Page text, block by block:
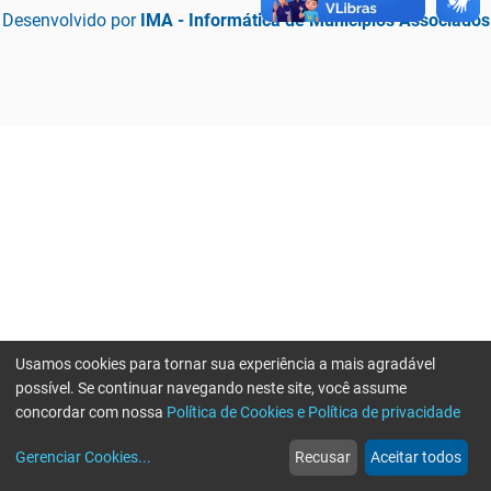
Desenvolvido por IMA - Informática de Municípios Associados
web
Notícias
more_horiz
Mais
Usamos cookies para tornar sua experiência a mais agradável
possível. Se continuar navegando neste site, você assume
concordar com nossa Política de Cookies e Política de privacidade
Gerenciar Cookies... Recusar Aceitar todos
Erro ao enviar informações, por favor tente novamente